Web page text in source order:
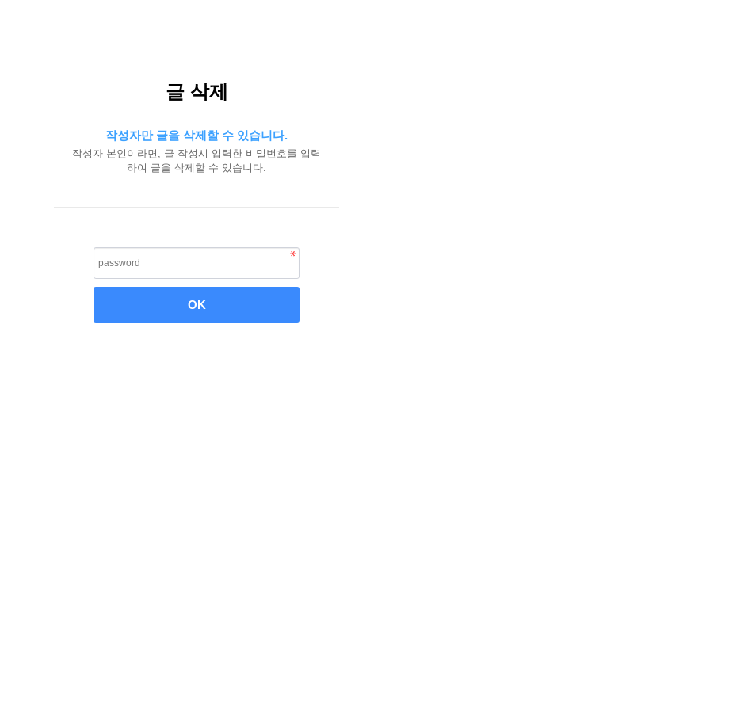
글 삭제
작성자만 글을 삭제할 수 있습니다.
작성자 본인이라면, 글 작성시 입력한 비밀번호를 입력
하여 글을 삭제할 수 있습니다.